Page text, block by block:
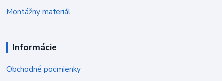
Montážny materiál
Informácie
Obchodné podmienky